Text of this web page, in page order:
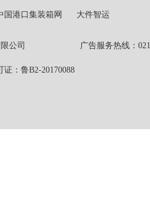
国港口集装箱网
大件智运
有限公司 广告服务热线：021-
：鲁B2-20170088